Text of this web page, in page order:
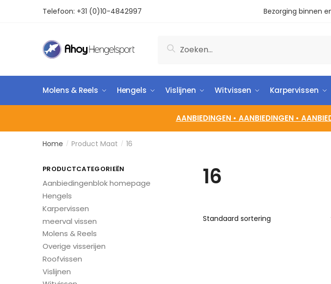
Telefoon: +31 (0)10-4842997 Bezorging binnen
Zoeken
Molens & Reels Hengels Vislijnen Witvissen Karpervissen
AANBIEDINGEN • AANBIEDINGEN •
Home / Product Maat / 16
16
PRODUCTCATEGORIEËN
Aanbiedingenblok homepage
Hengels
Karpervissen
meerval vissen
Molens & Reels
Overige visserijen
Roofvissen
Vislijnen